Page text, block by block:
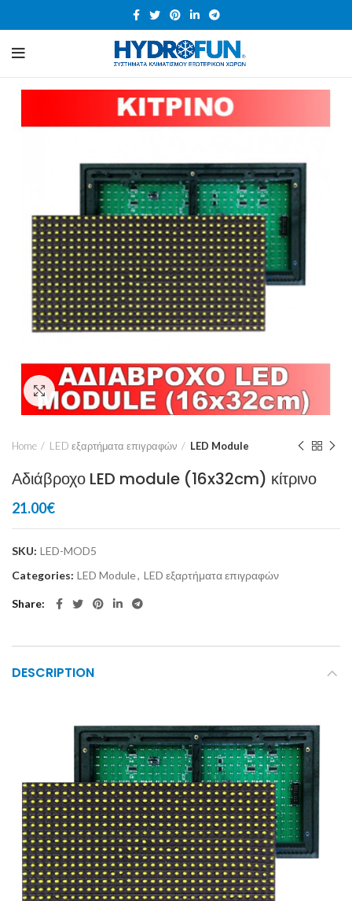
Click to enlarge
Home LED εξαρτήματα επιγραφών LED Module
Αδιάβροχο LED module (16x32cm) κίτρινο
21.00€
SKU: LED-MOD5
Categories: LED Module, LED εξαρτήματα επιγραφών
Share
DESCRIPTION